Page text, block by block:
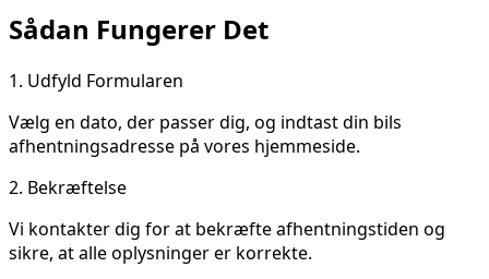
Sådan Fungerer Det
1. Udfyld Formularen
Vælg en dato, der passer dig, og indtast din bils
afhentningsadresse på vores hjemmeside.
2. Bekræftelse
Vi kontakter dig for at bekræfte afhentningstiden og
sikre, at alle oplysninger er korrekte.